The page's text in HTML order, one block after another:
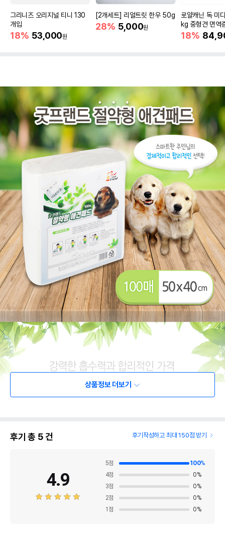
그리니즈 오리지널 티니 130
개입
18% 53,000원
[2개세트] 리얼트릿 한우 50g
28% 5,000원
로얄캐닌 독 미
kg 중형견 면역
18%
상품정보 더보기
후기 총 5건 후기작성하고 최대 150점 받기
4.9
5점 100%
4점 0%
3점 0%
2점 0%
1 점 0%